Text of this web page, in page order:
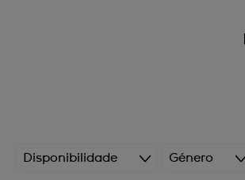
Disponibilidade Género